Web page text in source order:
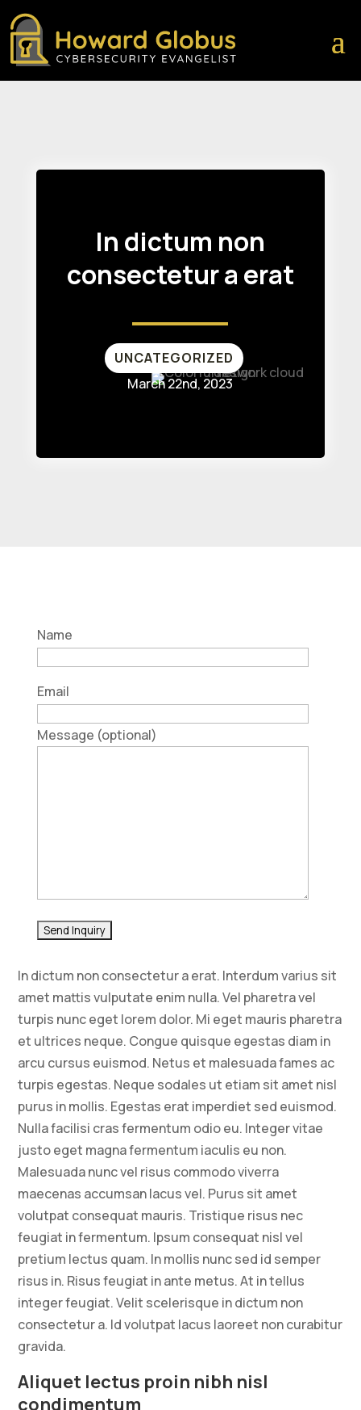
In dictum non
consectetur a erat
UNCATEGORIZED
March 22nd, 2023
Name
Email
Message (optional)
In dictum non consectetur a erat. Interdum varius sit
amet mattis vulputate enim nulla. Vel pharetra vel
turpis nunc eget lorem dolor. Mi eget mauris pharetra
et ultrices neque. Congue quisque egestas diam in
arcu cursus euismod. Netus et malesuada fames ac
turpis egestas. Neque sodales ut etiam sit amet nisl
purus in mollis. Egestas erat imperdiet sed euismod.
Nulla facilisi cras fermentum odio eu. Integer vitae
justo eget magna fermentum iaculis eu non.
Malesuada nunc vel risus commodo viverra
maecenas accumsan lacus vel. Purus sit amet
volutpat consequat mauris. Tristique risus nec
feugiat in fermentum. Ipsum consequat nisl vel
pretium lectus quam. In mollis nunc sed id semper
risus in. Risus feugiat in ante metus. At in tellus
integer feugiat. Velit scelerisque in dictum non
consectetur a. Id volutpat lacus laoreet non curabitur
gravida.
Aliquet lectus proin nibh nisl
condimentum